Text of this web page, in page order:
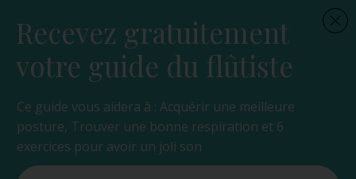
Recevez gratuitement
votre guide du flûtiste
Ce guide vous aidera à : Acquérir une meilleure
posture, Trouver une bonne respiration et 6
exercices pour avoir un joli son